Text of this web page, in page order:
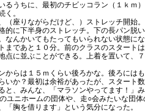
るうちに、最初のチビッコラン（１ｋｍ
く。
（座りながらだけど、）ストレッチ開始
的に下半身のストレッチ。下の長パン脱
なんかいてもたってもいられない状態にな
まであと１０分。前のクラスのスタート
点に並ぶことができる。上着を置いて、
からは１５ｍくらい後ろかな。後ろには
いか？最初は余裕があったが、スタート
と、みんな、「マラソンやってます！」み
ユニホームの団体や、走○会みたいな団
「胸を借ります」という気分になった。